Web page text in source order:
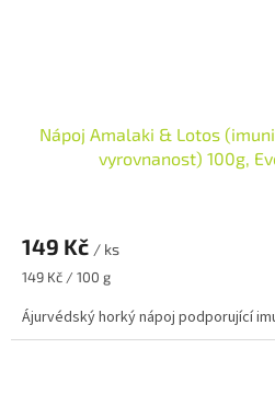
Nápoj Amalaki & Lotos
vyrovnanost) 100g,
149 Kč / ks
Měrná
149 Kč / 100 g
Ájurvédský horký nápoj podporující